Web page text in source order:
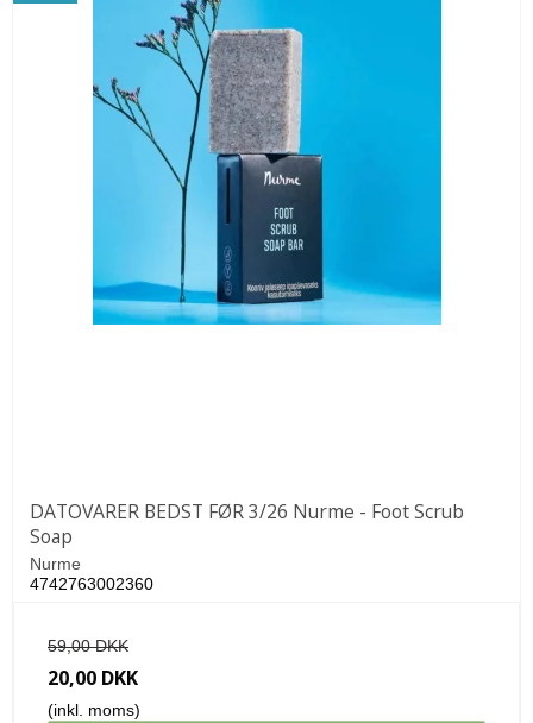
DATOVARER BEDST FØR 3/26 Nurme - Foot Scrub
Soap
Nurme
4742763002360
59,00 DKK
20,00 DKK
(inkl. moms)